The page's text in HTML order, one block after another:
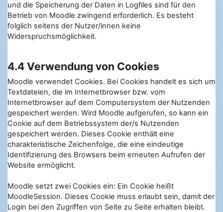
und die Speicherung der Daten in Logfiles sind für den
Betrieb von Moodle zwingend erforderlich. Es besteht
folglich seitens der Nutzer/innen keine
Widerspruchsmöglichkeit.
4.4 Verwendung von Cookies
Moodle verwendet Cookies. Bei Cookies handelt es sich um
Textdateien, die im Internetbrowser bzw. vom
Internetbrowser auf dem Computersystem der Nutzenden
gespeichert werden. Wird Moodle aufgerufen, so kann ein
Cookie auf dem Betriebssystem der/s Nutzenden
gespeichert werden. Dieses Cookie enthält eine
charakteristische Zeichenfolge, die eine eindeutige
Identifizierung des Browsers beim erneuten Aufrufen der
Website ermöglicht.
Moodle setzt zwei Cookies ein: Ein Cookie heißt
MoodleSession. Dieses Cookie muss erlaubt sein, damit der
Login bei den Zugriffen von Seite zu Seite erhalten bleibt.